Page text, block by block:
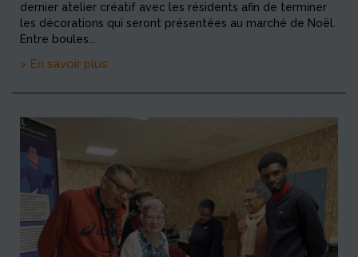
dernier atelier créatif avec les résidents afin de terminer
les décorations qui seront présentées au marché de Noël.
Entre boules...
> En savoir plus